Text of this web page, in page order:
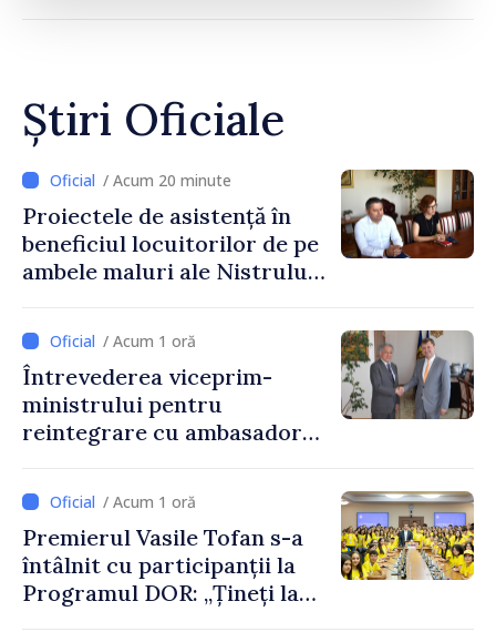
Știri Oficiale
/ Acum 20 minute
Proiectele de asistență în
beneficiul locuitorilor de pe
ambele maluri ale Nistrului
viceprim-ministrului cu
reprezentanta rezidentă a
PNUD în Republica Moldova,
Daniela Gasparikova
/ Acum 1 oră
Întrevederea viceprim-
ministrului pentru
reintegrare cu ambasadorul
Moldova
/ Acum 1 oră
Premierul Vasile Tofan s-a
întâlnit cu participanții la
Programul DOR: „Țineți la